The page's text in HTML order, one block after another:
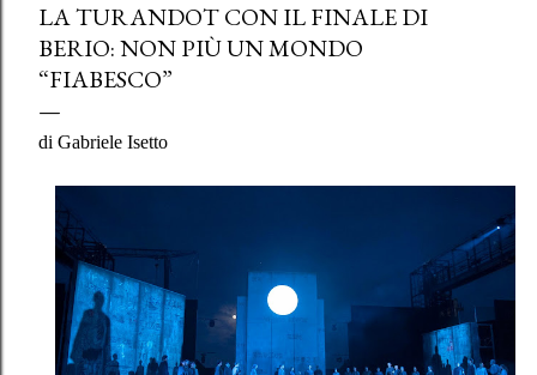
LA TURANDOT CON IL FINALE DI
BERIO: NON PIÙ UN MONDO
“FIABESCO”
di Gabriele Isetto